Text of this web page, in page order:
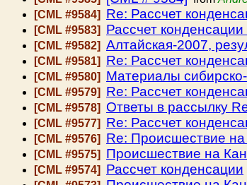
[CML #9584] Re: Рассчет
[CML #9583] Рассчет
[CML #9582] Алтайская-2007,
[CML #9581] Re: Рассчет
[CML #9580] Материалы
[CML #9579] Re: Рассчет
[CML #9578] Ответы в рассылку
[CML #9577] Re: Рассчет
[CML #9576] Re: Происшествие
[CML #9575] Происшествие на
[CML #9574] Рассчет конденсации